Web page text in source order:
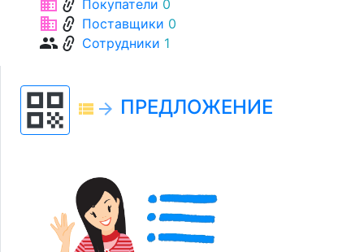
business Покупатели 0
businesslink Поставщики 0
grouplink Сотрудники 1
qr_code view_list arrow_forward ПРЕДЛОЖЕНИЕ